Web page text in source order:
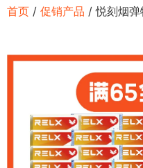
首页 / 促销产品 / 悦刻烟